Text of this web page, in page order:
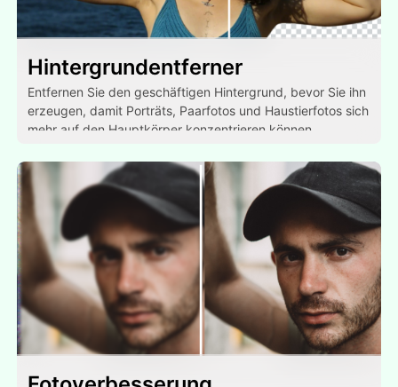
Hintergrundentferner
Entfernen Sie den geschäftigen Hintergrund, bevor Sie ihn
erzeugen, damit Porträts, Paarfotos und Haustierfotos sich
mehr auf den Hauptkörper konzentrieren können.